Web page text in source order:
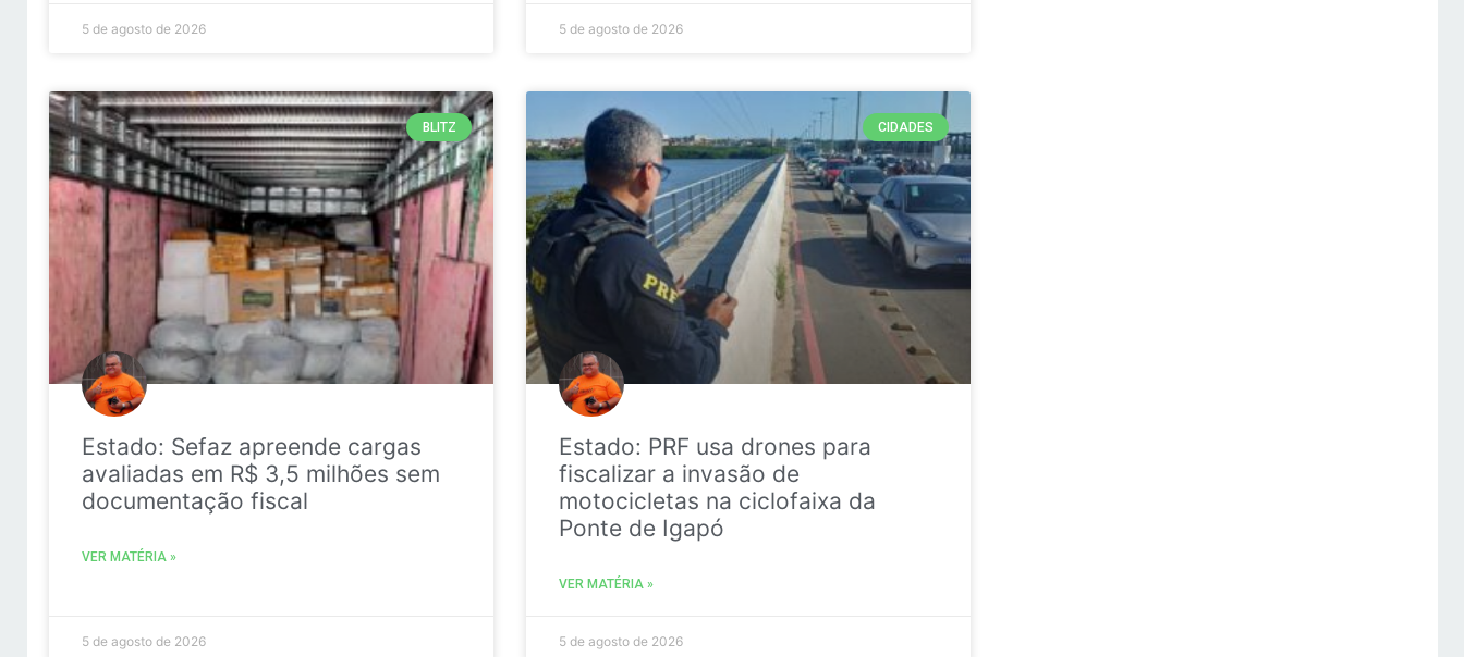
5 de agosto de 2026 5 de agosto de 2026
BLITZ
Estado: Sefaz apreende cargas
avaliadas em R$ 3,5 milhões sem
documentação fiscal
VER MATÉRIA »
5 de agosto de 2026
CIDADES
Estado: PRF usa drones para
fiscalizar a invasão de
motocicletas na ciclofaixa da
Ponte de Igapó
VER MATÉRIA »
5 de agosto de 2026